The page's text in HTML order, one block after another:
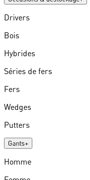
Drivers
Bois
Hybrides
Séries de fers
Fers
Wedges
Putters
Gants+
Homme